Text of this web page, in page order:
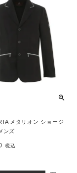
メタリオン ショージ
ンズ
税込